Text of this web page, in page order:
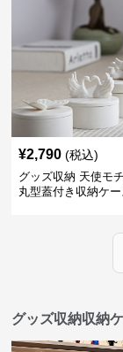
¥2,790 (税込)
グッズ収納 天使モ
丸型蓋付き収納ケー
グッズ収納収納